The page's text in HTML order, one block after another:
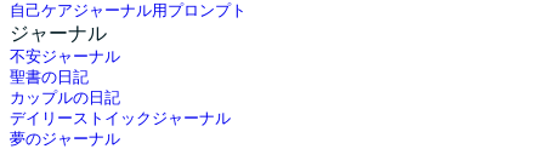
自己ケアジャーナル用プロンプト
ジャーナル
不安ジャーナル
聖書の日記
カップルの日記
デイリーストイックジャーナル
夢のジャーナル